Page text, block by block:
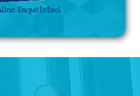
Enquêtetool